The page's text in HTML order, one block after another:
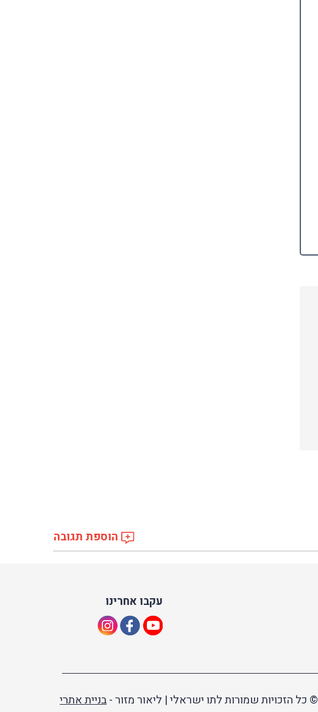
הוספת תגובה
עקבו אחרינו
© כל הזכויות שמורות לתו ישראלי | ליאור מזור -בניית אתרי